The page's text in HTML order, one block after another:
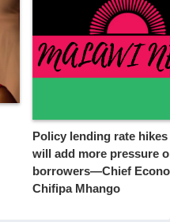
Policy lending rate
will add more pressure
borrowers—Chief
Chifipa Mhango